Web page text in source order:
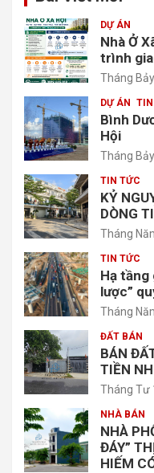
DỰ ÁN
Nhà Ở
trình
Tháng
DỰ ÁN
Bình
Hội
Tháng
TIN TỨC
KỶ
DÒNG
Tháng
TIN TỨC
Hạ tầng
lược”
Tháng
ĐẤT BÁN
BÁN
TIỀN
Tháng Tư
NHÀ BÁN
NHÀ
ĐÁY”
HIẾM